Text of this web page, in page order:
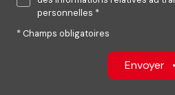
personnelles *
* Champs obligatoires
Envoyer